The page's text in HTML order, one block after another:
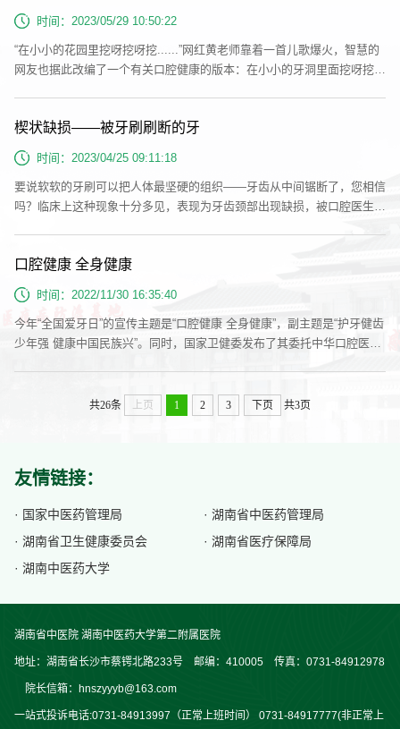
学会…
时间：2023/05/29 10:50:22
“在小小的花园里挖呀挖呀挖......”网红黄老师靠着一首儿歌爆火，智慧的
网友也据此改编了一个有关口腔健康的版本：在小小的牙洞里面挖呀挖呀
留不住你的牙......这段顺口溜足以证明保护牙齿的重要性。牙洞是什…
楔状缺损——被牙刷刷断的牙
时间：2023/04/25 09:11:18
要说软软的牙刷可以把人体最坚硬的组织——牙齿从中间锯断了，您相信
吗？临床上这种现象十分多见，表现为牙齿颈部出现缺损，被口腔医生命
口腔健康 全身健康
时间：2022/11/30 16:35:40
今年“全国爱牙日”的宣传主题是“口腔健康 全身健康”，副主题是“护牙健齿
少年强 健康中国民族兴”。同时，国家卫健委发布了其委托中华口腔医学
平。青少年口腔健康核心信息一、养成良好的刷牙习惯适合青少年的…
共26条 上页 1 2 3 下页 共3页
友情链接：
· 国家中医药管理局
· 湖南省中医药管理局
· 湖南省卫生健康委员会
· 湖南省医疗保障局
· 湖南中医药大学
湖南省中医院 湖南中医药大学第二附属医院
地址：湖南省长沙市蔡锷北路233号 邮编：410005 传真：0731-84912978
院长信箱：hnszyyyb@163.com
一站式投诉电话:0731-84913997（正常上班时间） 0731-84917777(非正常上